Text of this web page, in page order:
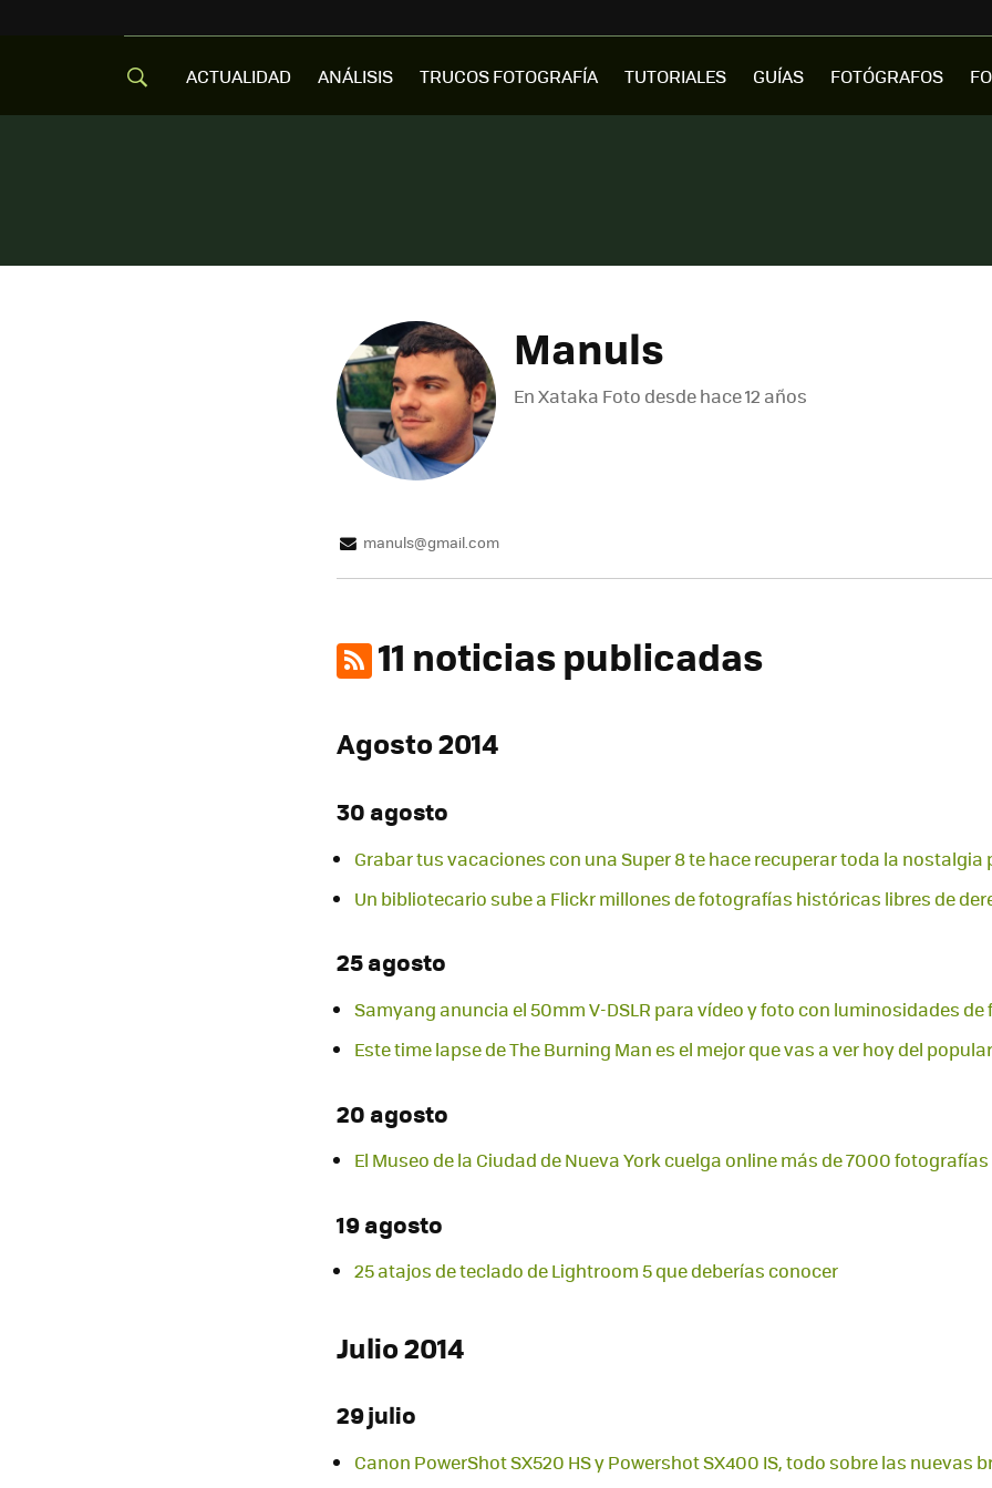
ACTUALIDAD ANÁLISIS TRUCOS FOTOGRAFÍA TUTORIALES GUÍAS FOTÓGRAFOS
Manuls
En Xataka Foto desdehace 12 años
manuls@gmail.com
11 noticias publicadas
Agosto 2014
30 agosto
Grabar tus vacaciones con una Super 8 te hace recuperar toda la nostalgia
Un bibliotecario sube a Flickr millones de fotografías históricas libres de
25 agosto
Samyang anuncia el 50mm V-DSLR para vídeo y foto con luminosidades de f/
Este time lapse de The Burning Man es el mejor que vas a ver hoy del
20 agosto
El Museo de la Ciudad de Nueva York cuelga online más de 7000
19 agosto
25 atajos de teclado de Lightroom 5 que deberías conocer
Julio 2014
29 julio
Canon PowerShot SX520 HS y Powershot SX400 IS, todo sobre las nuevas